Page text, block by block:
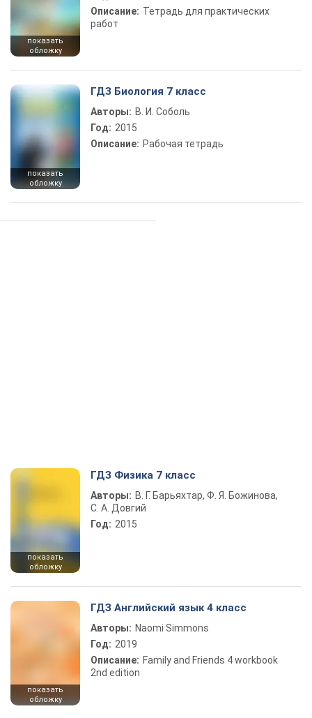
показать
обложку
Описание: Тетрадь для практических
работ
показать
обложку
ГДЗ Биология 7 класс
Авторы: В. И. Соболь
Год: 2015
Описание: Рабочая тетрадь
показать
обложку
ГДЗ Физика 7 класс
Авторы: В. Г. Барьяхтар, Ф. Я. Божинова,
С. А. Довгий
Год: 2015
показать
обложку
ГДЗ Английский язык 4 класс
Авторы: Naomi Simmons
Год: 2019
Описание: Family and Friends 4 workbook
2nd edition